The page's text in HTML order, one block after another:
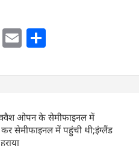
X E
ai ar
ओपन के सेमीफाइनल में
कर सेमीफाइनल में पहुंची थी;इंग्लैंड